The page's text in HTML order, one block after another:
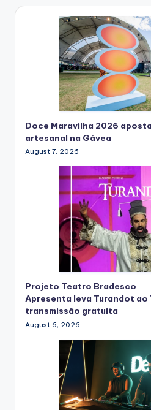
Doce Maravilha 2026
artesanal na Gávea
August 7, 2026
Projeto Teatro Bradesco
Apresenta leva Turandot ao
transmissão gratuita
August 6, 2026